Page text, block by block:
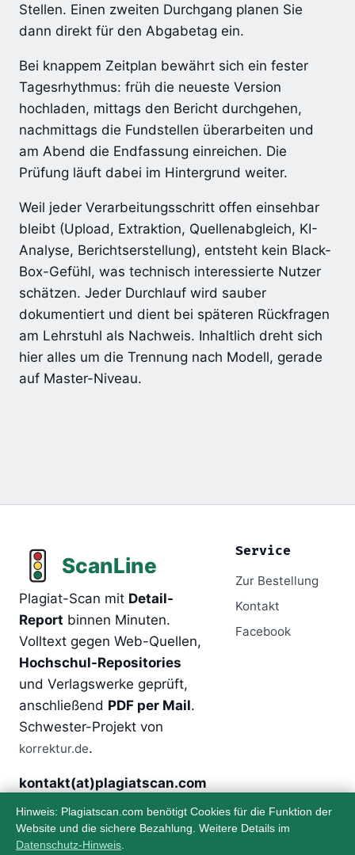
Stellen. Einen zweiten Durchgang planen Sie
dann direkt für den Abgabetag ein.
Bei knappem Zeitplan bewährt sich ein fester
Tagesrhythmus: früh die neueste Version
hochladen, mittags den Bericht durchgehen,
nachmittags die Fundstellen überarbeiten und
am Abend die Endfassung einreichen. Die
Prüfung läuft dabei im Hintergrund weiter.
Weil jeder Verarbeitungsschritt offen einsehbar
bleibt (Upload, Extraktion, Quellenabgleich, KI-
Analyse, Berichtserstellung), entsteht kein Black-
Box-Gefühl, was technisch interessierte Nutzer
schätzen. Jeder Durchlauf wird sauber
dokumentiert und dient bei späteren Rückfragen
am Lehrstuhl als Nachweis. Inhaltlich dreht sich
hier alles um die Trennung nach Modell, gerade
auf Master-Niveau.
Plagiat-Scan mit Detail-
Report binnen Minuten.
Volltext gegen Web-Quellen,
Hochschul-Repositories
und Verlagswerke geprüft,
anschließend PDF per Mail.
Schwester-Projekt von
korrektur.de.
kontakt(at)plagiatscan.com
Service
Zur Bestellung
Kontakt
Facebook
Über
Hinweis: Plagiatscan.com benötigt Cookies für die Funktion der
Website und die sichere Bezahlung. Weitere Details im
Datenschutz-Hinweis